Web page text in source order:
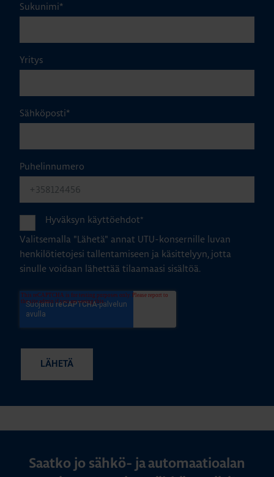
Sukunimi*
Yritys
Sähköposti*
Puhelinnumero
Hyväksyn käyttöehdot*
Valitsemalla "Lähetä" annat UTU-konsernille luvan
henkilötietojesi tallentamiseen ja käsittelyyn, jotta
sinulle voidaan lähettää tilaamaasi sisältöä.
Saatko jo sähkö- ja automaatioalan